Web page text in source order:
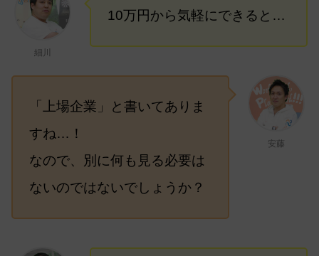
細川
10万円から気軽にできると…
安藤
「上場企業」と書いてありま
すね…！
なので、別に何も見る必要は
ないのではないでしょうか？